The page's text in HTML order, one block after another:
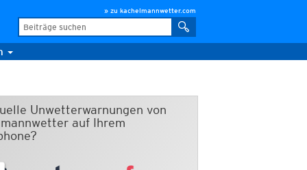
» zu kachelmannwetter.com
Unwetterwarnungen von
auf Ihrem